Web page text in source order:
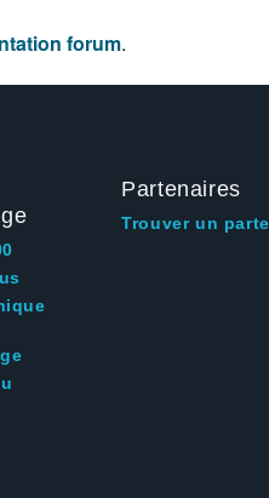
forum.
Partenaires
Trouver un